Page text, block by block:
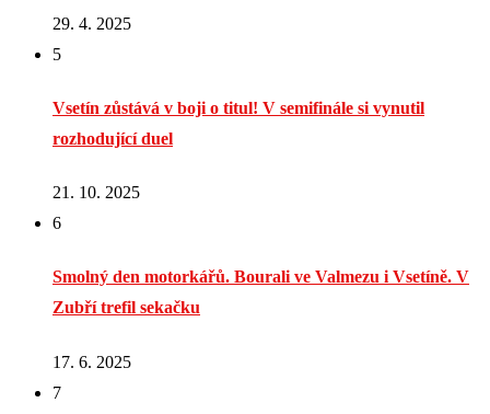
29. 4. 2025
5
Vsetín zůstává v boji o titul! V semifinále si vynutil
rozhodující duel
21. 10. 2025
6
Smolný den motorkářů. Bourali ve Valmezu i Vsetíně. V
Zubří trefil sekačku
17. 6. 2025
7